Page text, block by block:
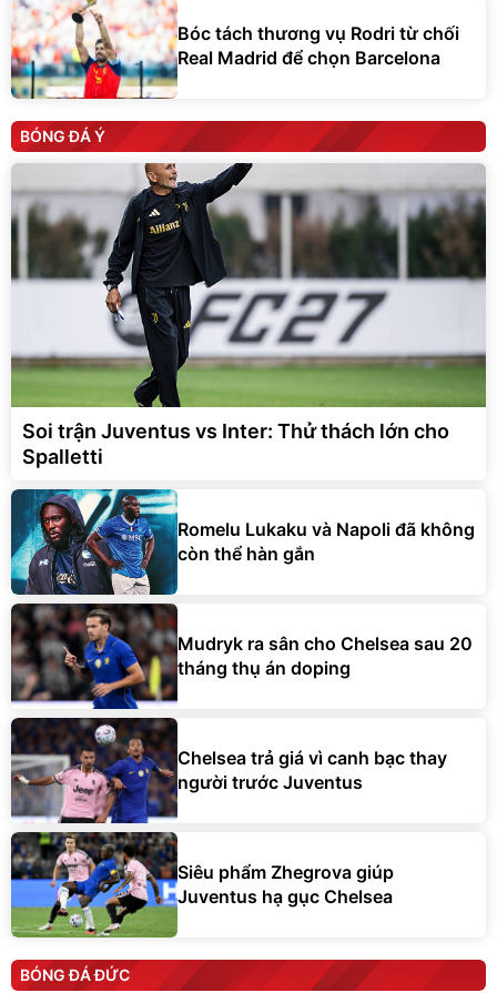
Bóc tách thương vụ Rodri từ chối
Real Madrid để chọn Barcelona
BÓNG ĐÁ Ý
Soi trận Juventus vs Inter: Thử thách lớn cho
Spalletti
Romelu Lukaku và Napoli đã không
còn thể hàn gắn
Mudryk ra sân cho Chelsea sau 20
tháng thụ án doping
Chelsea trả giá vì canh bạc thay
người trước Juventus
Siêu phẩm Zhegrova giúp
Juventus hạ gục Chelsea
BÓNG ĐÁ ĐỨC